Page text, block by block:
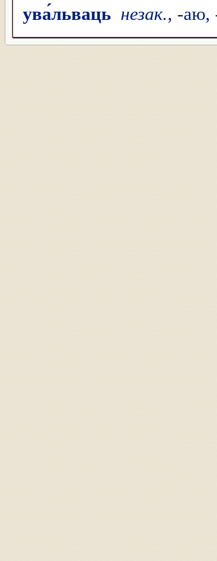
ува́льваць незак., -аю,